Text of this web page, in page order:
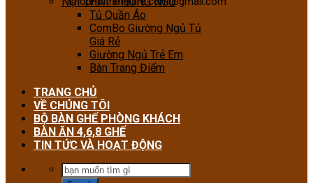
Tủ Quần Áo
ComBo Giường Ngủ Tủ
Giá Rẻ
Giường Ngủ Trẻ Em
Bàn Trang Điểm
TRANG CHỦ
VỀ CHÚNG TÔI
BỘ BÀN GHẾ PHÒNG KHÁCH
BÀN ĂN 4,6,8 GHẾ
TIN TỨC VÀ HOẠT ĐỘNG